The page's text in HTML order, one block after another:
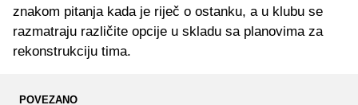
znakom pitanja kada je riječ o ostanku, a u klubu se
razmatraju različite opcije u skladu sa planovima za
rekonstrukciju tima.
POVEZANO